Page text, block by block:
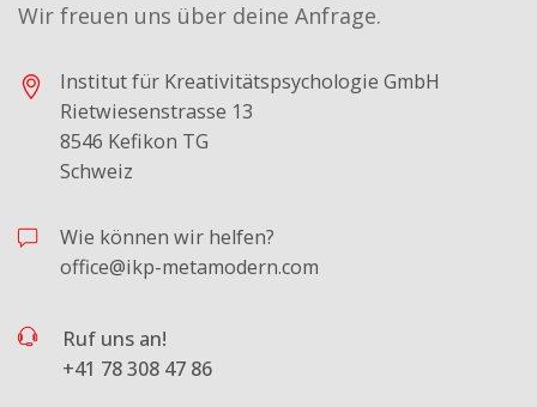
Wir freuen uns über deine Anfrage.
Institut für Kreativitätspsychologie GmbH
Rietwiesenstrasse 13
8546 Kefikon TG
Schweiz
Wie können wir helfen?
office@ikp-metamodern.com
Ruf uns an!
+41 78 308 47 86